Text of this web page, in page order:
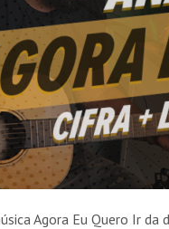
Agora Eu Quero Ir